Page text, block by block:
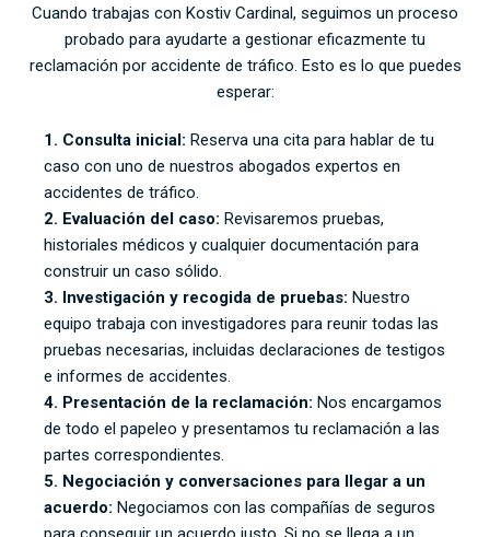
Cuando trabajas con Kostiv Cardinal, seguimos un proceso
probado para ayudarte a gestionar eficazmente tu
reclamación por accidente de tráfico. Esto es lo que puedes
esperar:
1. Consulta inicial: Reserva una cita para hablar de tu
caso con uno de nuestros abogados expertos en
accidentes de tráfico.
2. Evaluación del caso: Revisaremos pruebas,
historiales médicos y cualquier documentación para
construir un caso sólido.
3. Investigación y recogida de pruebas: Nuestro
equipo trabaja con investigadores para reunir todas las
pruebas necesarias, incluidas declaraciones de testigos
e informes de accidentes.
4. Presentación de la reclamación: Nos encargamos
de todo el papeleo y presentamos tu reclamación a las
partes correspondientes.
5. Negociación y conversaciones para llegar a un
acuerdo: Negociamos con las compañías de seguros